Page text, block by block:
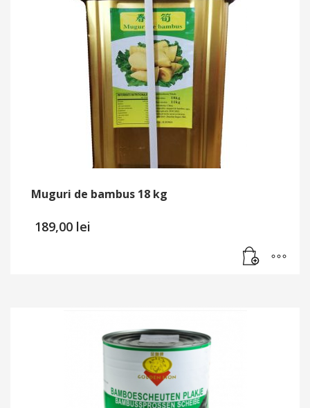
Muguri de bambus 18 kg
189,00 lei